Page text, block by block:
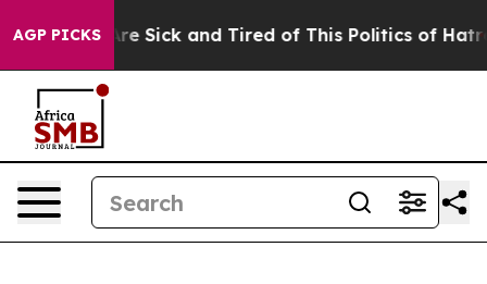
AGP PICKSAre Sick and Tired of This Politics of Hatred”